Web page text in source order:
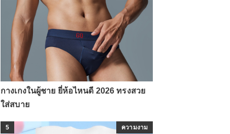
กางเกงในผู้ชาย ยี่ห้อไหนดี 2026 ทรงสวย
ใส่สบาย
5 ความงาม